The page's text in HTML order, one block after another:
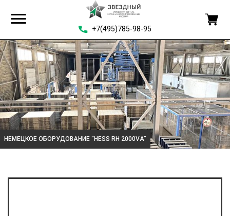
+7(495)785-98-95
НЕМЕЦКОЕ ОБОРУДОВАНИЕ “HESS RH 2000VA”